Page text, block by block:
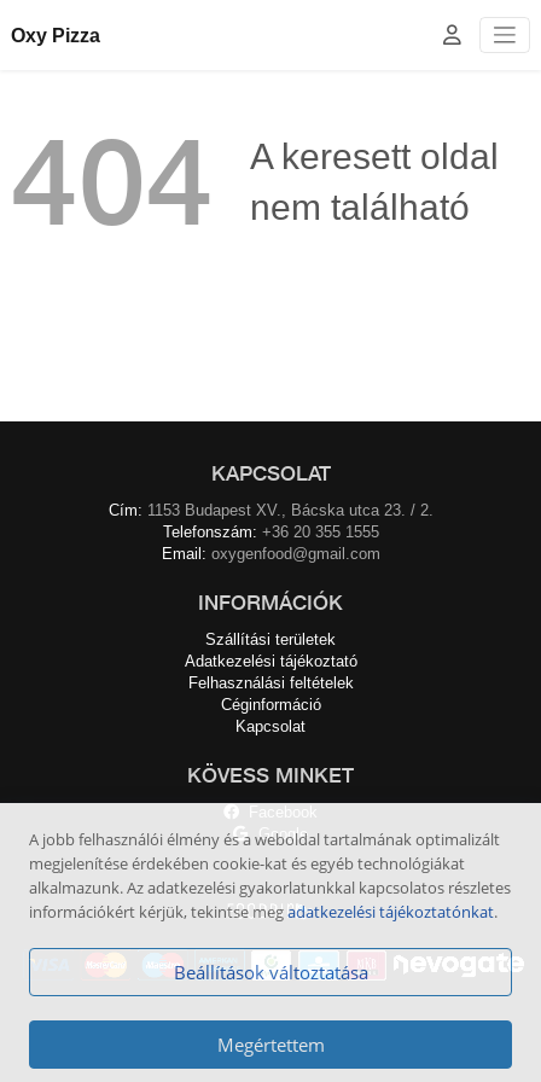
Oxy Pizza
404
A keresett oldal
nem található
KAPCSOLAT
Cím: 1153 Budapest XV., Bácska utca 23. / 2.
Telefonszám: +36 20 355 1555
Email: oxygenfood@gmail.com
INFORMÁCIÓK
Szállítási területek
Adatkezelési tájékoztató
Felhasználási feltételek
Céginformáció
Kapcsolat
KÖVESS MINKET
Facebook
Google
A jobb felhasználói élmény és a weboldal tartalmának optimalizált
megjelenítése érdekében cookie-kat és egyéb technológiákat
alkalmazunk. Az adatkezelési gyakorlatunkkal kapcsolatos részletes
információkért kérjük, tekintse megadatkezelési tájékoztatónkat.
Beállítások változtatása
Megértettem